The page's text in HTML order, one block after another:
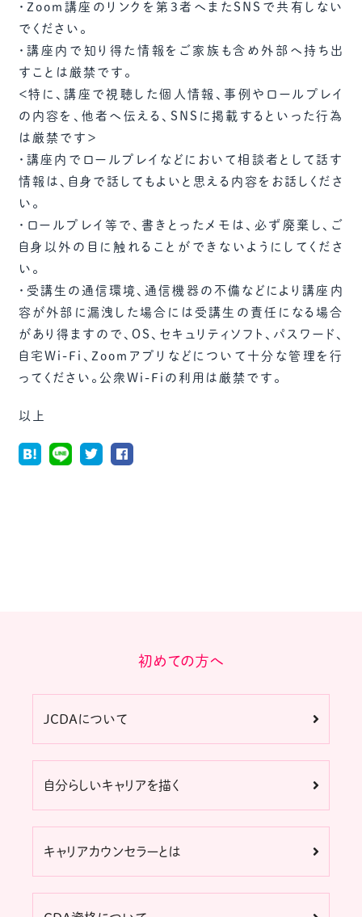
・Zoom講座のリンクを第3者へまたSNSで共有しない
でください。
・講座内で知り得た情報をご家族も含め外部へ持ち出
すことは厳禁です。
＜特に、講座で視聴した個人情報、事例やロールプレイ
の内容を、他者へ伝える、SNSに掲載するといった行為
は厳禁です＞
・講座内でロールプレイなどにおいて相談者として話す
情報は、自身で話してもよいと思える内容をお話しくださ
い。
・ロールプレイ等で、書きとったメモは、必ず廃棄し、ご
自身以外の目に触れることができないようにしてくださ
い。
・受講生の通信環境、通信機器の不備などにより講座内
容が外部に漏洩した場合には受講生の責任になる場合
があり得ますので、ＯＳ、セキュリティソフト、パスワード、
自宅Wi-Fi、Zoomアプリなどについて十分な管理を行
ってください。公衆Wi-Fiの利用は厳禁です。
以上
初めての方へ
JCDAについて
自分らしいキャリアを描く
キャリアカウンセラーとは